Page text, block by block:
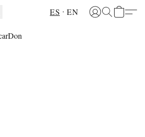
ES EN